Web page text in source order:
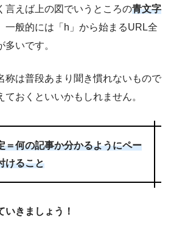
言えば上の図でいうところの青文字
一般的には「h」から始まるURL全
いです。
称は普段あまり聞き慣れないもので
おくといいかもしれません。
＝何の記事か分かるようにペー
けること
いきましょう！